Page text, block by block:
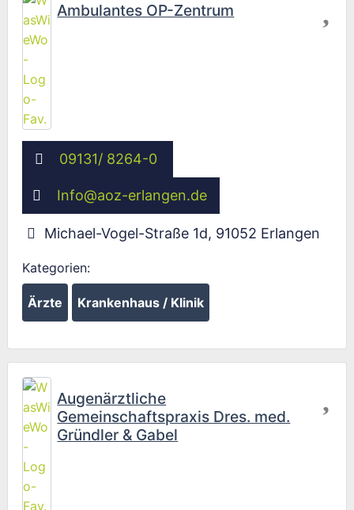
Ambulantes OP-Zentrum
09131/ 8264-0
Info@aoz-erlangen.de
Michael-Vogel-Straße 1d, 91052 Erlangen
Kategorien:
Ärzte Krankenhaus / Klinik
Augenärztliche
Gemeinschaftspraxis Dres. med.
Gründler & Gabel